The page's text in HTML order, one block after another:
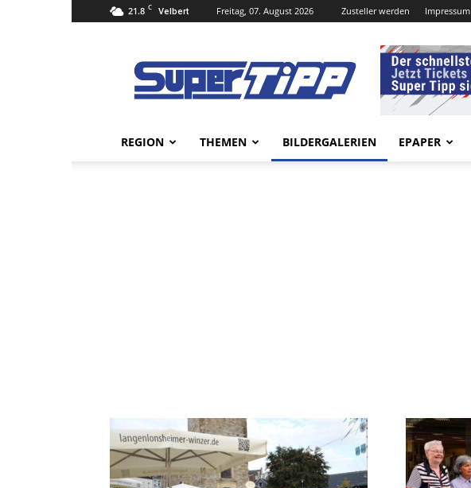
21.8 C Velbert Freitag, 07. August 2026 Zusteller werden Impressum
Tipp
Online
REGION THEMEN BILDERGALERIEN EPAPER